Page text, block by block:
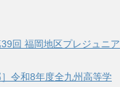
39回 福岡地区プレジュニア
］令和8年度全九州高等学